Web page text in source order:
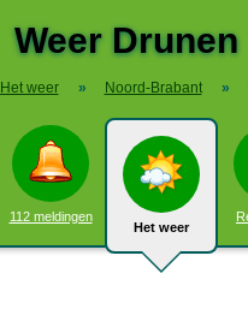
Weer Drunen
Het weer » Noord-Brabant »
112 meldingen
Het weer